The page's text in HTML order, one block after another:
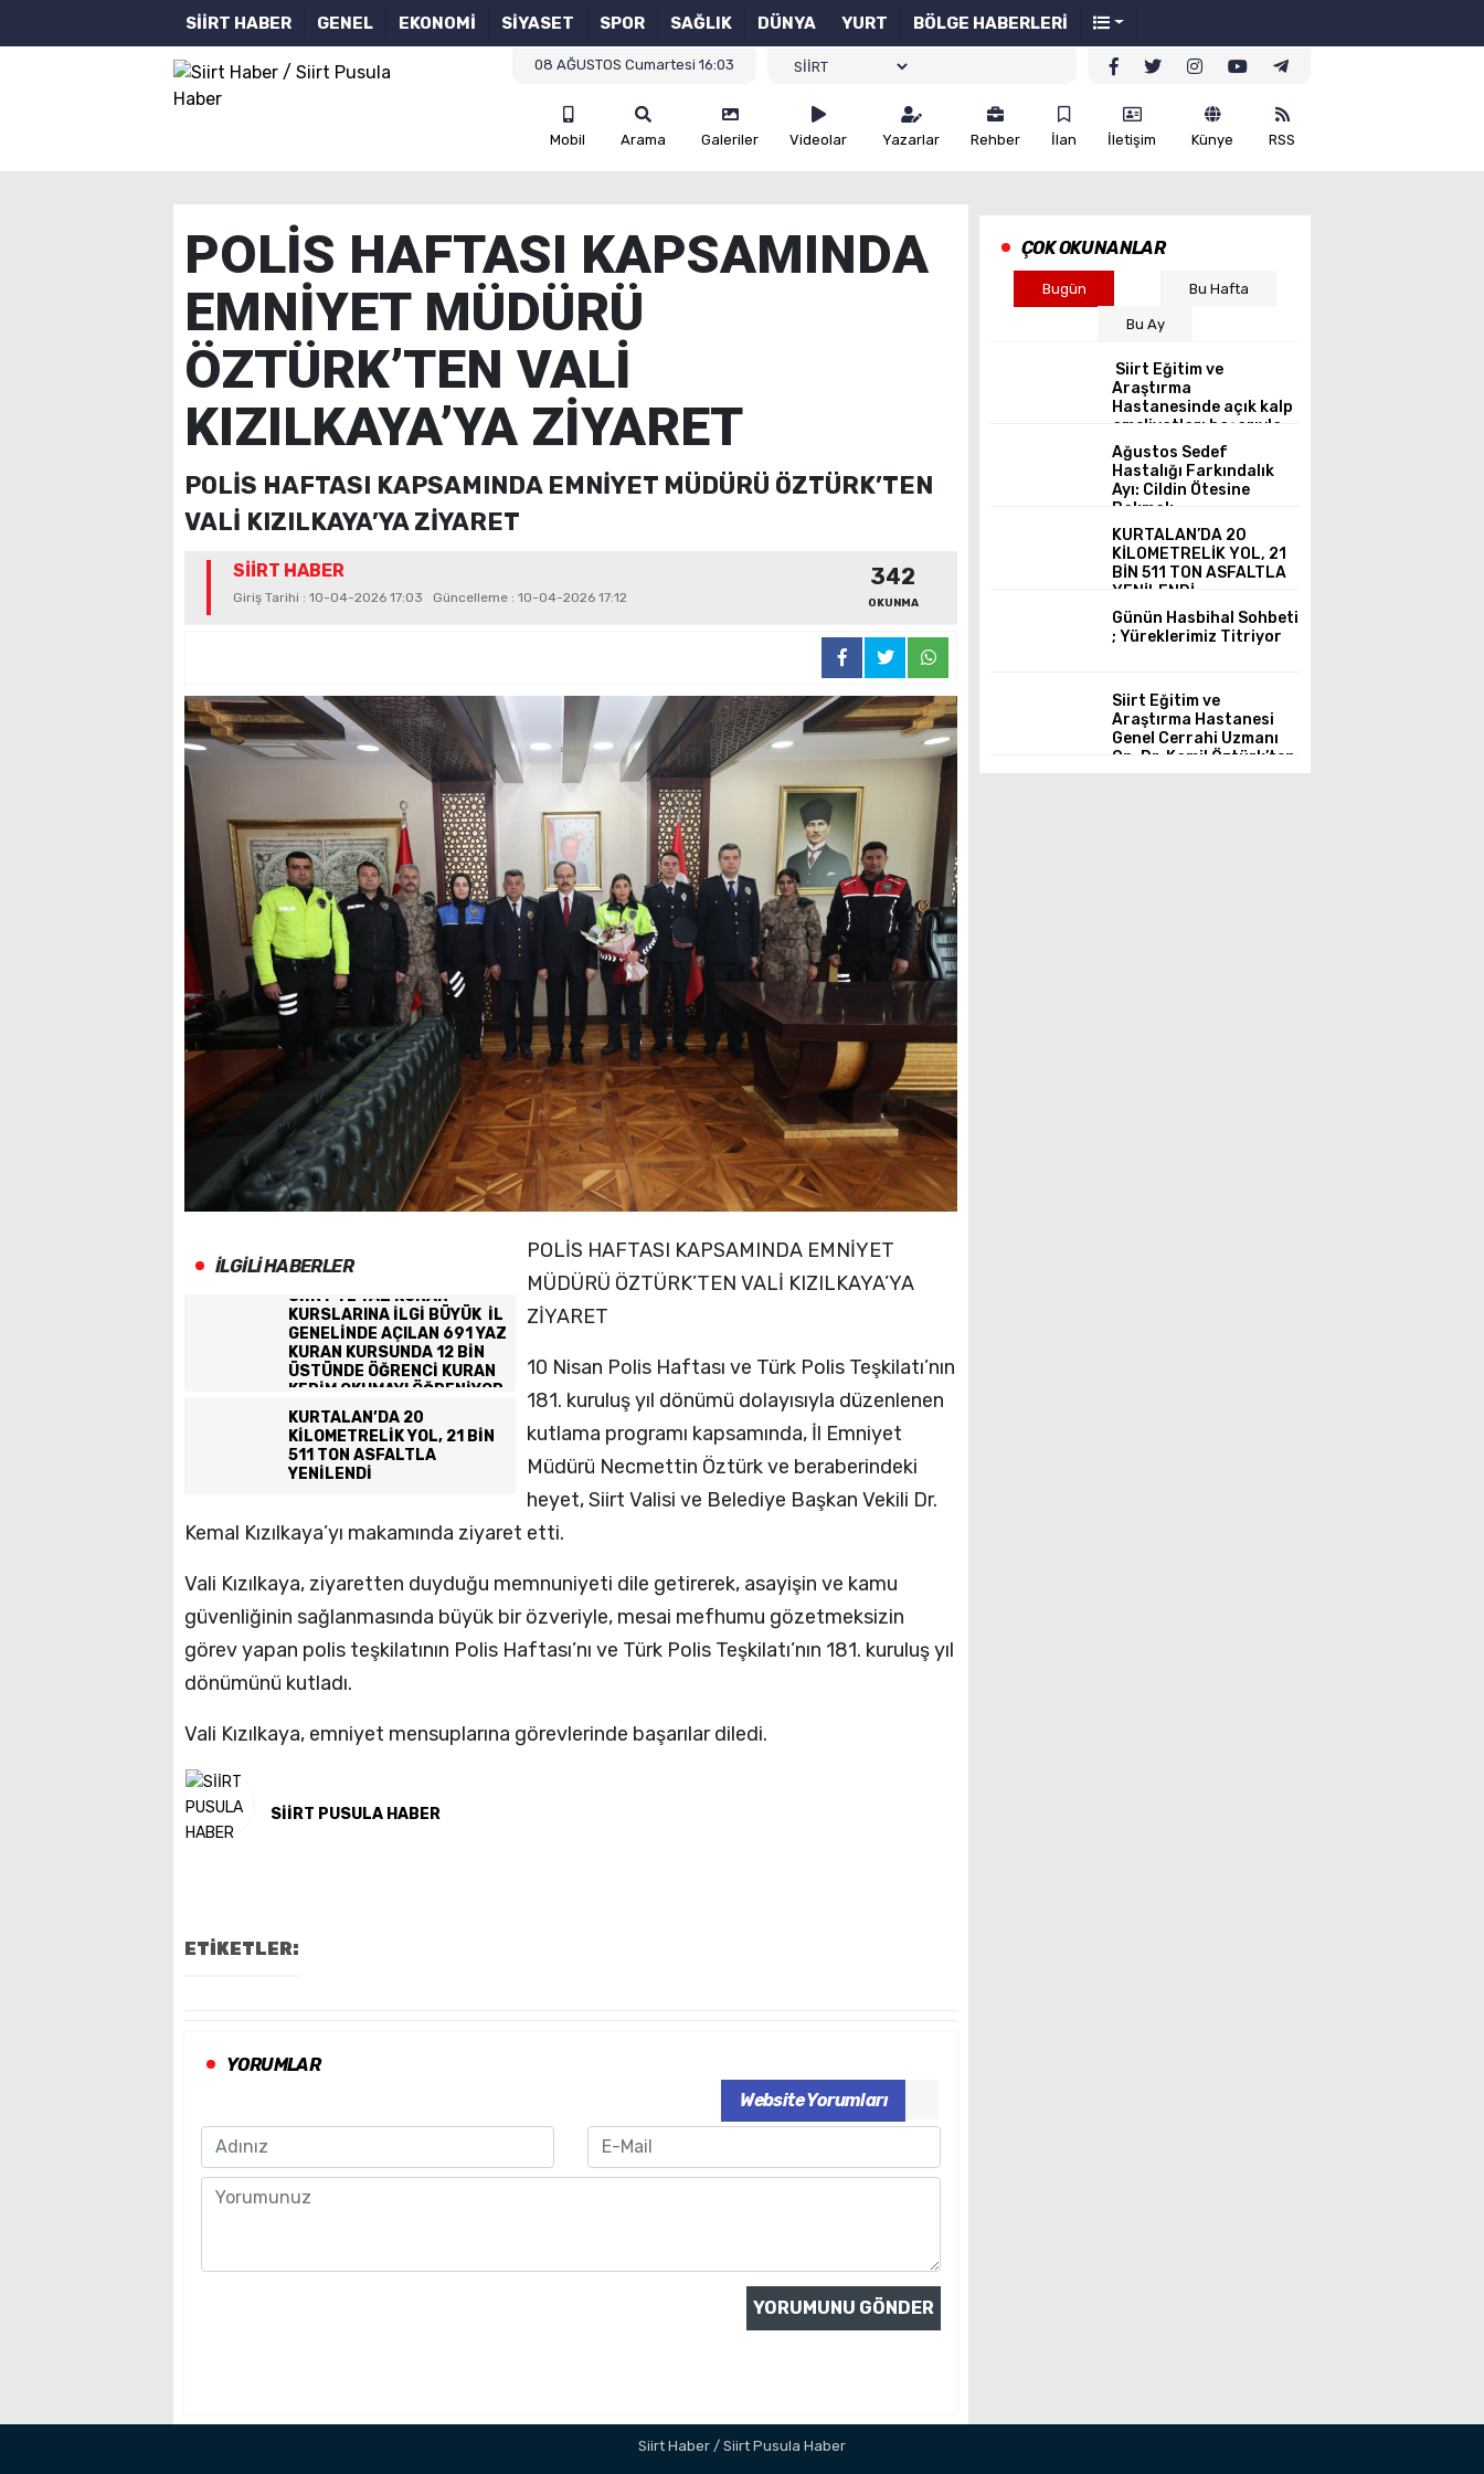
SİİRT HABER GENEL EKONOMİ SİYASET SPOR SAĞLIK DÜNYA YURT BÖLGE HABERLERİ
08 AĞUSTOS Cumartesi 16:03
Mobil Arama Galeriler Videolar Yazarlar Rehber İlan İletişim Künye RSS
POLİS HAFTASI KAPSAMINDA
EMNİYET MÜDÜRÜ
ÖZTÜRK’TEN VALİ
KIZILKAYA’YA ZİYARET
POLİS HAFTASI KAPSAMINDA EMNİYET MÜDÜRÜ ÖZTÜRK’TEN
VALİ KIZILKAYA’YA ZİYARET
SİİRT HABER
Giriş Tarihi : 10-04-2026 17:03 Güncelleme : 10-04-2026 17:12
342
OKUNMA
İLGİLİ HABERLER
SİİRT TE YAZ KURAN
KURSLARINA İLGİ BÜYÜK İL
GENELİNDE AÇILAN 691 YAZ
KURAN KURSUNDA 12 BİN
ÜSTÜNDE ÖĞRENCİ KURAN
KERİM OKUMAYI ÖĞRENİYOR
KURTALAN’DA 20
KİLOMETRELİK YOL, 21 BİN
511 TON ASFALTLA
YENİLENDİ
POLİS HAFTASI KAPSAMINDA EMNİYET
MÜDÜRÜ ÖZTÜRK’TEN VALİ KIZILKAYA’YA
ZİYARET
10 Nisan Polis Haftası ve Türk Polis Teşkilatı’nın
181. kuruluş yıl dönümü dolayısıyla düzenlenen
kutlama programı kapsamında, İl Emniyet
Müdürü Necmettin Öztürk ve beraberindeki
heyet, Siirt Valisi ve Belediye Başkan Vekili Dr.
Kemal Kızılkaya’yı makamında ziyaret etti.
Vali Kızılkaya, ziyaretten duyduğu memnuniyeti dile getirerek, asayişin ve kamu
güvenliğinin sağlanmasında büyük bir özveriyle, mesai mefhumu gözetmeksizin
görev yapan polis teşkilatının Polis Haftası’nı ve Türk Polis Teşkilatı’nın 181. kuruluş yıl
dönümünü kutladı.
Vali Kızılkaya, emniyet mensuplarına görevlerinde başarılar diledi.
SİİRT PUSULA HABER
ETİKETLER:
YORUMLAR
Website Yorumları
Name
Email
Comment
ÇOK OKUNANLAR
Bugün Bu Hafta
Bu Ay
Siirt Eğitim ve
Araştırma
Hastanesinde açık kalp
ameliyatları başarıyla
gerçekleştirildi.
Ağustos Sedef
Hastalığı Farkındalık
Ayı: Cildin Ötesine
Bakmak
KURTALAN’DA 20
KİLOMETRELİK YOL, 21
BİN 511 TON ASFALTLA
YENİLENDİ
Günün Hasbihal Sohbeti
; Yüreklerimiz Titriyor
Siirt Eğitim ve
Araştırma Hastanesi
Genel Cerrahi Uzmanı
Op. Dr. Kamil Öztürk’ten
Siirt Haber / Siirt Pusula Haber